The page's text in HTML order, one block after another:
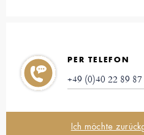
PER TELEFON
+49 (0)40 22 89
Ich möchte